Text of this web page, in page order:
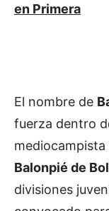
en Primera
El nombre de
fuerza dentro
Balonpié de
divisiones